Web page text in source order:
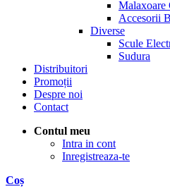
Malaxoare
Accesorii
Diverse
Scule
Sudura
Distribuitori
Promoții
Despre noi
Contact
Contul meu
Intra in cont
Inregistreaza-te
Coș